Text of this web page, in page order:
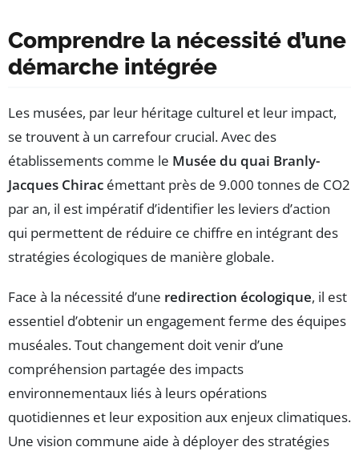
Comprendre la nécessité d’une
démarche intégrée
Les musées, par leur héritage culturel et leur impact,
se trouvent à un carrefour crucial. Avec des
établissements comme le Musée du quai Branly-
Jacques Chirac émettant près de 9.000 tonnes de CO2
par an, il est impératif d’identifier les leviers d’action
qui permettent de réduire ce chiffre en intégrant des
stratégies écologiques de manière globale.
Face à la nécessité d’une redirection écologique, il est
essentiel d’obtenir un engagement ferme des équipes
muséales. Tout changement doit venir d’une
compréhension partagée des impacts
environnementaux liés à leurs opérations
quotidiennes et leur exposition aux enjeux climatiques.
Une vision commune aide à déployer des stratégies